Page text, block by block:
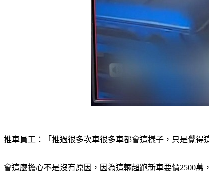
推車員工：「推過很多次車很多車都會這樣子，只是覺得
會這麼擔心不是沒有原因，因為這輛超跑新車要價2500